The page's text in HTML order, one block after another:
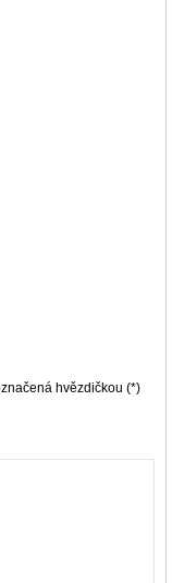
hvězdičkou (*)